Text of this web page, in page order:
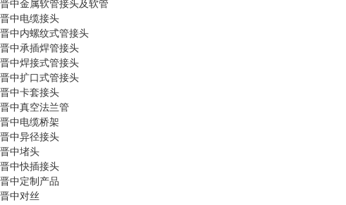
晋中电缆接头
晋中内螺纹式管接头
晋中承插焊管接头
晋中焊接式管接头
晋中扩口式管接头
晋中卡套接头
晋中真空法兰管
晋中电缆桥架
晋中异径接头
晋中堵头
晋中快插接头
晋中定制产品
晋中对丝